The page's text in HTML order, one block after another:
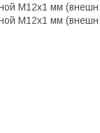
М12х1 мм
М12х1 мм